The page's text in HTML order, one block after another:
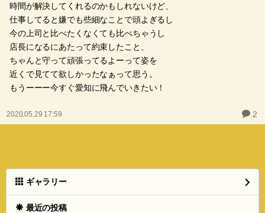
時間が解決してくれるのかもしれないけど、
仕事してると嫌でも些細なことで頭よぎるし
今の上司と比べたくなくても比べちゃうし
店長になるにあたって約束したこと、
ちゃんと守って頑張ってるよーって姿を
近くで見てて欲しかったなぁって思う。
もうーーー今すぐ愛知に飛んでいきたい！
2020.05.29 17:59 2
ギャラリー
最近の投稿